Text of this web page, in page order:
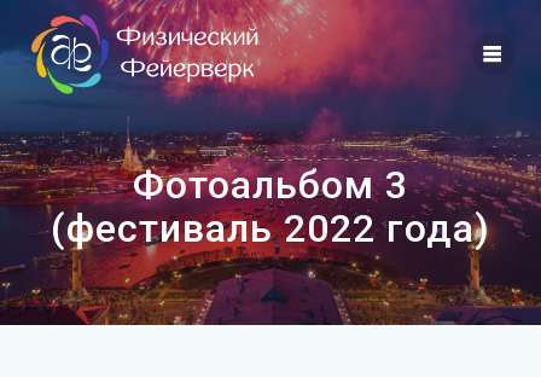
Skip
to
content
Фотоальбом 3
(фестиваль 2022 года)